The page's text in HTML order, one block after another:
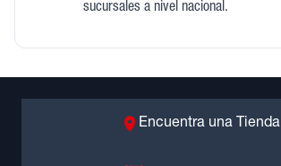
sucursales a nivel nacional.
Encuentra una Tienda